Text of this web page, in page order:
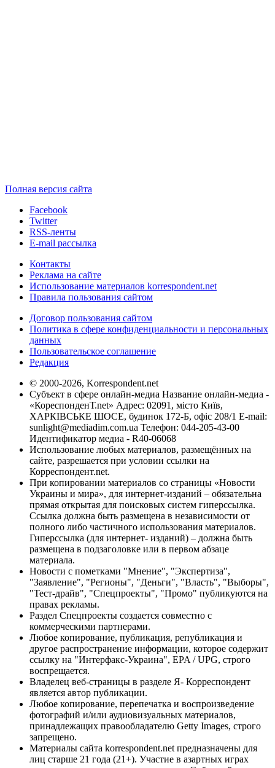
Полная версия сайта
Facebook
Twitter
RSS-ленты
E-mail рассылка
Контакты
Реклама на сайте
Использование материалов korrespondent.net
Правила пользования сайтом
Договор пользования сайтом
Политика в сфере конфиденциальности и персональных
данных
Пользовательское соглашение
Редакция
© 2000-2026, Korrespondent.net
Субъект в сфере онлайн-медиа Название онлайн-медиа -
«КореспонденТ.net» Адрес: 02091, місто Київ,
ХАРКІВСЬКЕ ШОСЕ, будинок 172-Б, офіс 208/1 E-mail:
sunlight@mediadim.com.ua Телефон: 044-205-43-00
Идентификатор медиа - R40-06068
Использование любых материалов, размещённых на
сайте, разрешается при условии ссылки на
Корреспондент.net.
При копировании материалов со страницы «Новости
Украины и мира», для интернет-изданий – обязательна
прямая открытая для поисковых систем гиперссылка.
Ссылка должна быть размещена в независимости от
полного либо частичного использования материалов.
Гиперссылка (для интернет- изданий) – должна быть
размещена в подзаголовке или в первом абзаце
материала.
Новости с пометками "Мнение", "Экспертиза",
"Заявление", "Регионы", "Деньги", "Власть", "Выборы",
"Тест-драйв", "Спецпроекты", "Промо" публикуются на
правах рекламы.
Раздел Спецпроекты создается совместно с
коммерческими партнерами.
Любое копирование, публикация, републикация и
другое распространение информации, которое содержит
ссылку на "Интерфакс-Украина", EPA / UPG, строго
воспрещается.
Владелец веб-страницы в разделе Я- Корреспондент
является автор публикации.
Любое копирование, перепечатка и воспроизведение
фотографий и/или аудиовизуальных материалов,
принадлежащих правообладателю Getty Images, строго
запрещено.
Материалы сайта korrespondent.net предназначены для
лиц старше 21 года (21+). Участие в азартных играх